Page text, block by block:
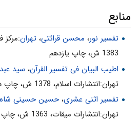
تبليغات. فَقالُوا ... يَهْدِي إِلَى الرُّشْدِ
ابراز عقيده و گرايش. «فَآمَنَّا بِهِ»
جلد 10 - صفحه 250
اظهار برائت از انحرافات. «وَ لَنْ نُشْرِكَ بِرَبِّنا
منابع
تفسیر نور، محسن قرائتی، تهران:مركز
1383 ش، چاپ يازدهم
اطیب البیان فی تفسیر القرآن‌، سید
تهران:انتشارات اسلام‌، 1378 ش‌، چاپ دوم‌
تفسیر اثنی عشری،حسین حسینی شاه
تهران:انتشارات ميقات، 1363 ش، چاپ اول